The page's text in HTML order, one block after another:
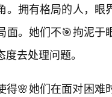
。拥有格局的人，
面。她们不🎯拘泥
去处理问题。
得🌸她们在面对困难